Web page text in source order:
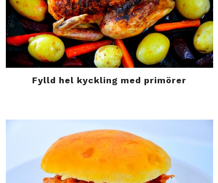
Fylld hel kyckling med primörer